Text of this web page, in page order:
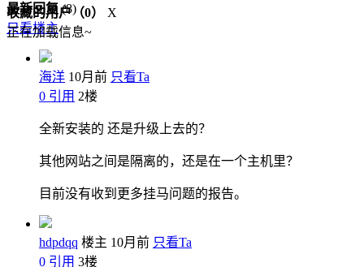
收藏的用户（0）
X
正在加载信息~
最新回复(8)
只看楼主
海洋 10月前 只看Ta
0 引用 2楼
全新安装的 还是升级上去的？
其他网站之间是隔离的，还是在一个主机里？
目前没有收到更多挂马问题的报告。
hdpdqq 楼主 10月前 只看Ta
0 引用 3楼